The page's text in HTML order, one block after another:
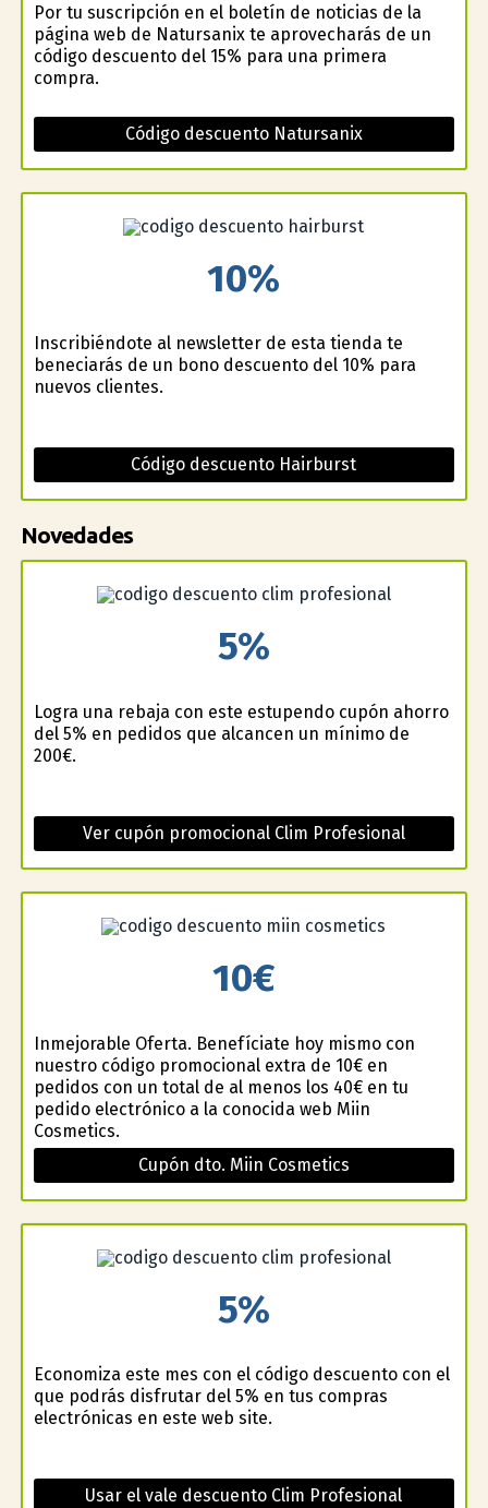
Por tu suscripción en el boletín de noticias de la
página web de Natursanix te aprovecharás de un
código descuento del 15% para una primera
compra.
Código descuento Natursanix
10%
Inscribiéndote al newsletter de esta tienda te
beneficiarás de un bono descuento del 10% para
nuevos clientes.
Código descuento Hairburst
Novedades
5%
Logra una rebaja con este estupendo cupón ahorro
del 5% en pedidos que alcancen un mínimo de
200€.
Ver cupón promocional Clim Profesional
10€
Inmejorable Oferta. Benefíciate hoy mismo con
nuestro código promocional extra de 10€ en
pedidos con un total de al menos los 40€ en tu
pedido electrónico a la conocida web Miin
Cosmetics.
Cupón dto. Miin Cosmetics
5%
Economiza este mes con el código descuento con el
que podrás disfrutar del 5% en tus compras
electrónicas en este web site.
Usar el vale descuento Clim Profesional